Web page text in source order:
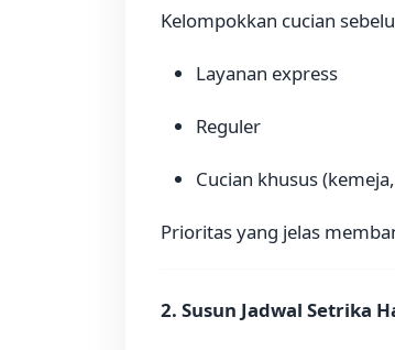
Kelompokkan cucian
Layanan express
Reguler
Cucian khusus
Prioritas yang jelas
2. Susun Jadwal Setrika